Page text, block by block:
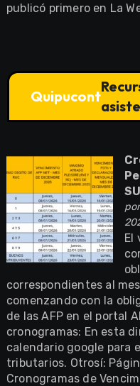
publicó primero en La
Quipucont
El
correspondientes al
comenzando con la
de las AFP en el portal
cronogramas: En esta
calendario google para
tributarios. Otrosí:
Cronogramas de